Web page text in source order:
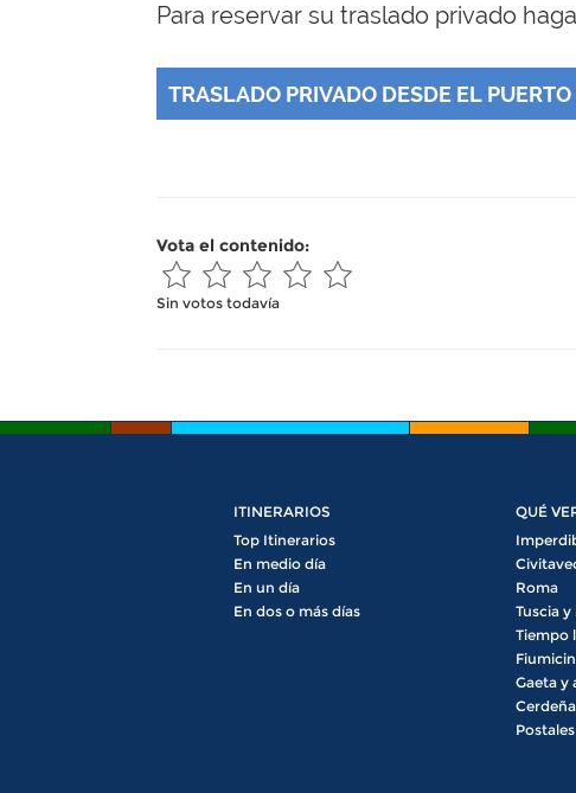
Para reservar su traslado privado
TRASLADO PRIVADO DESDE EL
Vota el contenido:
Sin votos todavía
ITINERARIOS
Top Itinerarios
En medio día
En un día
En dos o más días
QUÉ
Roma
Tuscia
Tiempo
Gaeta y